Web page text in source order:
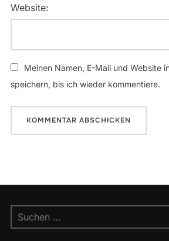
Website:
Meinen Namen, E-Mail und Website
speichern, bis ich wieder kommentiere.
Suchen